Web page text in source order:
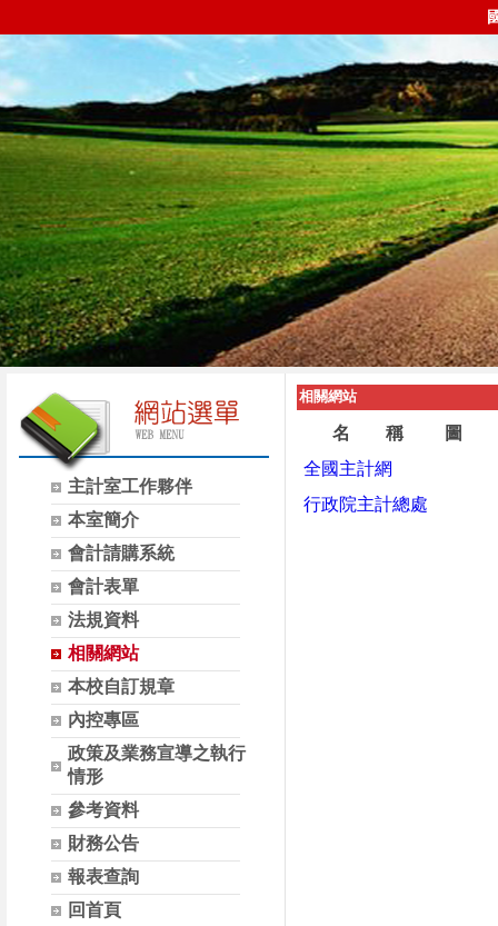
主計室工作夥伴
本室簡介
會計請購系統
會計表單
法規資料
相關網站
本校自訂規章
內控專區
政策及業務宣導之執行
情形
參考資料
財務公告
報表查詢
回首頁
相關網站
名 稱
圖
全國主計網
行政院主計總處